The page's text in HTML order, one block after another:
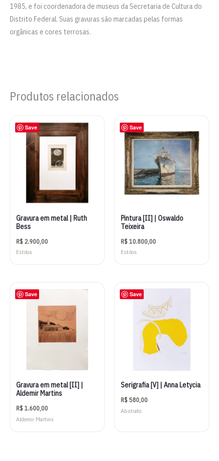
1985, e foi coordenadora de museus da Secretaria de Cultura do
Distrito Federal. Suas gravuras são marcadas pelas formas
orgânicas e cores terrosas.
Produtos relacionados
Save
Gravura em metal | Ruth
Bess
R$ 2.900,00
Estilos
Save
Pintura [II] | Oswaldo
Teixeira
R$10.800,00
Estilos
Save
Gravura em metal [II] |
Aldemir Martins
R$1.600,00
Aldemir Martins
Save
Serigrafia [V] | Anna Letycia
R$580,00
Abstrato